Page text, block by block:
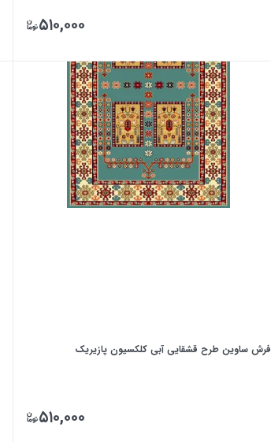
۵۱۰,۰۰۰
فرش ساوین طرح قشقایی آبی کلکسیون پازیریک
۵۱۰,۰۰۰